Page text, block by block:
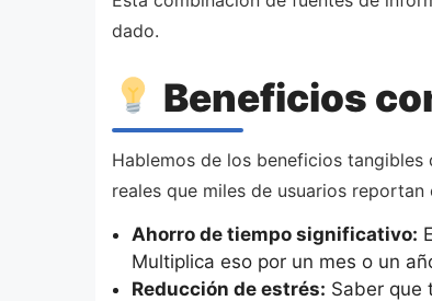
dado.
Beneficios
Hablemos de los beneficios
reales que miles de usuarios reportan
Ahorro de tiempo significativo:
Multiplica eso por un mes o un
Reducción de estrés: Saber que